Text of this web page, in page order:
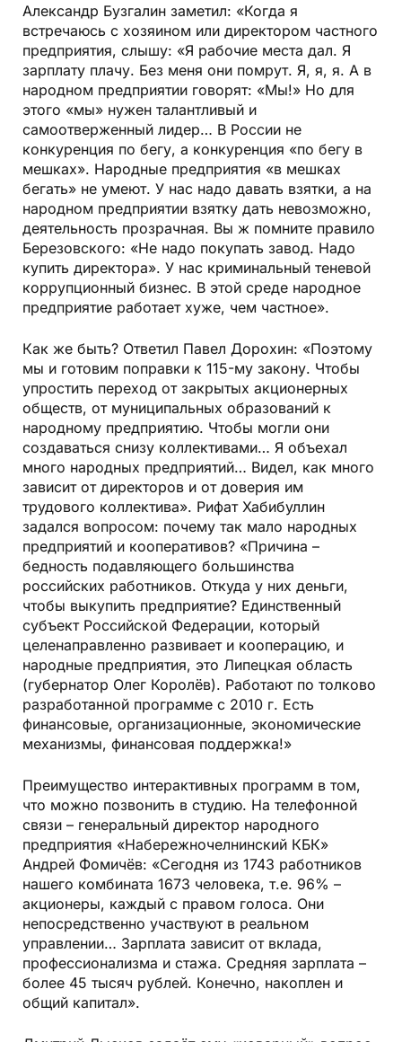
Александр Бузгалин заметил: «Когда я
встречаюсь с хозяином или директором частного
предприятия, слышу: «Я рабочие места дал. Я
зарплату плачу. Без меня они помрут. Я, я, я. А в
народном предприятии говорят: «Мы!» Но для
этого «мы» нужен талантливый и
самоотверженный лидер… В России не
конкуренция по бегу, а конкуренция «по бегу в
мешках». Народные предприятия «в мешках
бегать» не умеют. У нас надо давать взятки, а на
народном предприятии взятку дать невозможно,
деятельность прозрачная. Вы ж помните правило
Березовского: «Не надо покупать завод. Надо
купить директора». У нас криминальный теневой
коррупционный бизнес. В этой среде народное
предприятие работает хуже, чем частное».
Как же быть? Ответил Павел Дорохин: «Поэтому
мы и готовим поправки к 115-му закону. Чтобы
упростить переход от закрытых акционерных
обществ, от муниципальных образований к
народному предприятию. Чтобы могли они
создаваться снизу коллективами… Я объехал
много народных предприятий… Видел, как много
зависит от директоров и от доверия им
трудового коллектива». Рифат Хабибуллин
задался вопросом: почему так мало народных
предприятий и кооперативов? «Причина –
бедность подавляющего большинства
российских работников. Откуда у них деньги,
чтобы выкупить предприятие? Единственный
субъект Российской Федерации, который
целенаправленно развивает и кооперацию, и
народные предприятия, это Липецкая область
(губернатор Олег Королёв). Работают по толково
разработанной программе с 2010 г. Есть
финансовые, организационные, экономические
механизмы, финансовая поддержка!»
Преимущество интерактивных программ в том,
что можно позвонить в студию. На телефонной
связи – генеральный директор народного
предприятия «Набережночелнинский КБК»
Андрей Фомичёв: «Сегодня из 1743 работников
нашего комбината 1673 человека, т.е. 96% –
акционеры, каждый с правом голоса. Они
непосредственно участвуют в реальном
управлении… Зарплата зависит от вклада,
профессионализма и стажа. Средняя зарплата –
более 45 тысяч рублей. Конечно, накоплен и
общий капитал».